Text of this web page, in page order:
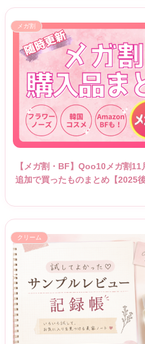
メガ割
【メガ割・BF】Qoo10メガ割11
追加で買ったものまとめ【2025後
クリーム